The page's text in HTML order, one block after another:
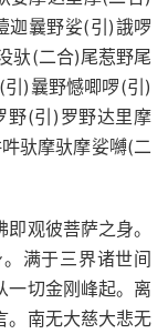
迦曩野娑(引)誐啰
驮(二合)尾惹野尾
)曩野憾唧啰(引)
野(引)罗野达里摩
驮摩驮摩娑嚩(二
观彼菩萨之身。
满于三界诸世间
一切金刚峰起。离
。南无大慈大悲无